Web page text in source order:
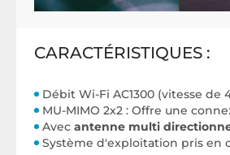
CARACTÉRISTIQUES :
Débit Wi-Fi AC1300 (vitesse de
MU-MIMO 2x2 : Offre une
Avec antenne multi
Système d'exploitation pris en